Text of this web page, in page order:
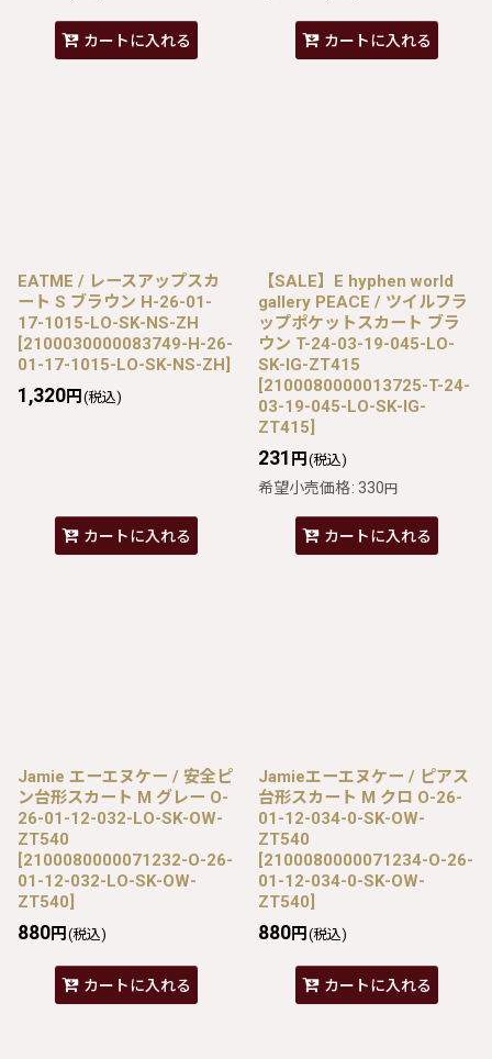
カートに入れる カートに入れる
EATME / レースアップスカ
ート S ブラウン H-26-01-
17-1015-LO-SK-NS-ZH
[2100030000083749-H-26-
01-17-1015-LO-SK-NS-ZH]
1,320円 (税込)
カートに入れる
【SALE】E hyphen world
gallery PEACE / ツイルフラ
ップポケットスカート ブラ
ウン T-24-03-19-045-LO-
SK-IG-ZT415
[2100080000013725-T-24-
03-19-045-LO-SK-IG-
ZT415]
231 円 (税込)
希望小売価格: 330円
カートに入れる
Jamie エーエヌケー / 安全ピ
ン台形スカート M グレー O-
26-01-12-032-LO-SK-OW-
ZT540
[2100080000071232-O-26-
01-12-032-LO-SK-OW-
ZT540]
880円 (税込)
カートに入れる
Jamieエーエヌケー / ピアス
台形スカート M クロ O-26-
01-12-034-0-SK-OW-
ZT540
[2100080000071234-O-26-
01-12-034-0-SK-OW-
ZT540]
880円 (税込)
カートに入れる